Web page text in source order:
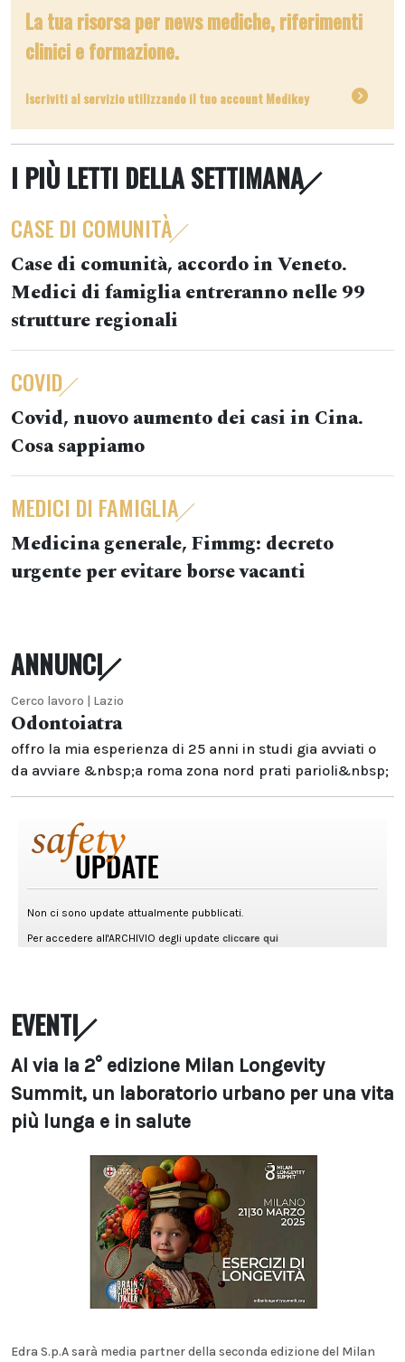
La tua risorsa per news mediche, riferimenti
clinici e formazione.
Iscriviti al servizio utilizzando il tuo account Medikey
I PIÙ LETTI DELLA SETTIMANA
CASE DI COMUNITÀ
Case di comunità, accordo in Veneto.
Medici di famiglia entreranno nelle 99
strutture regionali
COVID
Covid, nuovo aumento dei casi in Cina.
Cosa sappiamo
MEDICI DI FAMIGLIA
Medicina generale, Fimmg: decreto
urgente per evitare borse vacanti
ANNUNCI
Cerco lavoro | Lazio
Odontoiatra
offro la mia esperienza di 25 anni in studi gia avviati o
da avviare &nbsp;a roma zona nord prati parioli&nbsp;
EVENTI
Al via la 2° edizione Milan Longevity
Summit, un laboratorio urbano per una vita
più lunga e in salute
Edra S.p.A sarà media partner della seconda edizione del Milan